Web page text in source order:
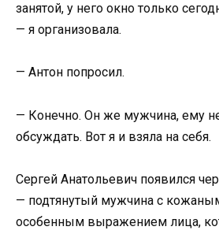
занятой, у него окно только
— я организовала.
— Антон попросил.
— Конечно. Он же мужчина, ему
обсуждать. Вот я и взяла на себя.
Сергей Анатольевич появился
— подтянутый мужчина с
особенным выражением лица,